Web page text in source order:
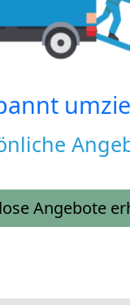
Angebote